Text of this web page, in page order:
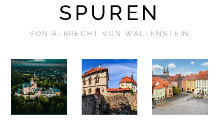
SPUREN
VON ALBRECHT VON WALLENSTEIN